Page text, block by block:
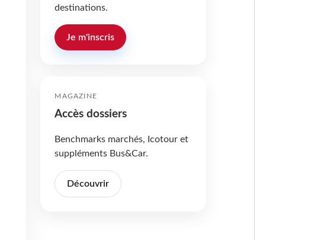
destinations.
Je m'inscris
MAGAZINE
Accès dossiers
Benchmarks marchés, Icotour et
suppléments Bus&Car.
Découvrir